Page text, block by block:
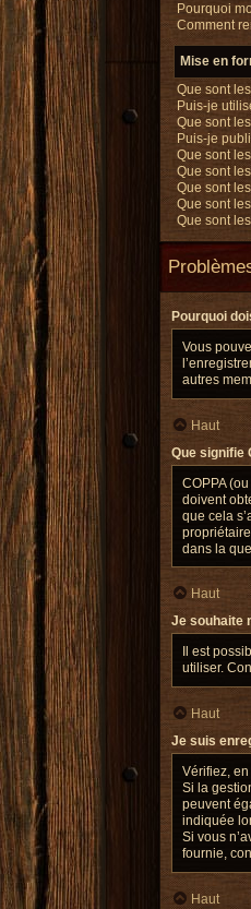
Pourquoi
Comment
Mise en
Que sont
Puis-je
Que sont
Puis-je
Que sont
Que sont
Que sont
Que sont
Que sont
Pourquoi
Vous
autres
Haut
Que signifie
COPPA (ou
doivent
que cela
dans la
Haut
Je souhaite
Il est
utiliser.
Haut
Je suis
Vérifiez, en
Si la
peuvent
indiquée
Si vous
fournie,
Haut